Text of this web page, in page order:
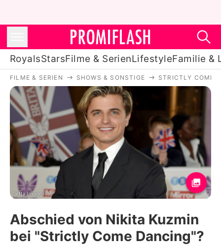
RoyalsStarsFilme & SerienLifestyleFamilie &
Royals
Stars
Filme & Serien
Lifestyle
Familie & Liebe
Promiflash Exklusiv
Alle Themen auf Promiflash
FILME & SERIEN SHOWS & SONSTIGE STRICTLY COME
Getty Images
Abschied von Nikita Kuzmin
bei "Strictly Come Dancing"?